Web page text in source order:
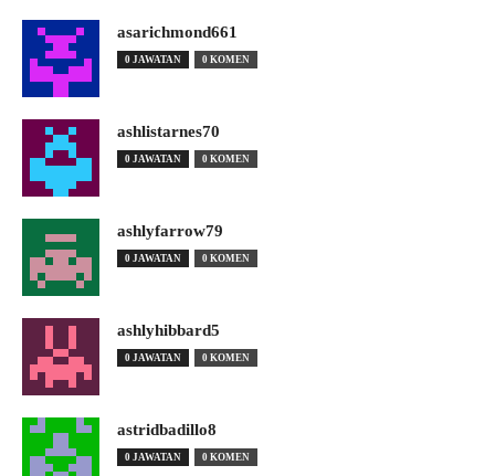
asarichmond661
0 JAWATAN 0 KOMEN
ashlistarnes70
0 JAWATAN 0 KOMEN
ashlyfarrow79
0 JAWATAN 0 KOMEN
ashlyhibbard5
0 JAWATAN 0 KOMEN
astridbadillo8
0 JAWATAN 0 KOMEN